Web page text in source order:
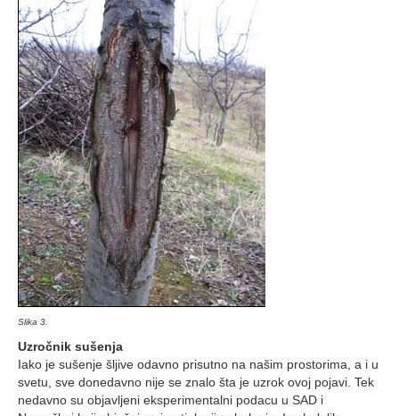
Slika 3.
Uzročnik sušenja
Iako je sušenje šljive odavno prisutno na našim prostorima, a i u
svetu, sve donedavno nije se znalo šta je uzrok ovoj pojavi. Tek
nedavno su objavljeni eksperimentalni podacu u SAD i